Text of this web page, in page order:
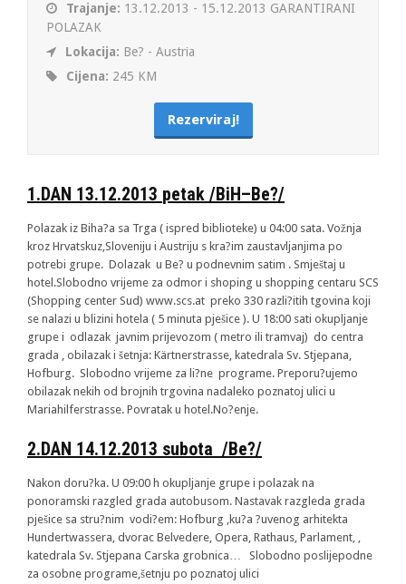
Trajanje: 13.12.2013 - 15.12.2013 GARANTIRANI
POLAZAK
Lokacija: Be? - Austria
Cijena: 245 KM
Rezerviraj!
1.DAN 13.12.2013 petak /BiH–Be?/
Polazak iz Biha?a sa Trga ( ispred biblioteke) u 04:00 sata. Vožnja
kroz Hrvatskuz,Sloveniju i Austriju s kra?im zaustavljanjima po
potrebi grupe. Dolazak u Be? u podnevnim satim . Smještaj u
hotel.Slobodno vrijeme za odmor i shoping u shopping centaru SCS
(Shopping center Sud) www.scs.at preko 330 razli?itih tgovina koji
se nalazi u blizini hotela ( 5 minuta pješice ). U 18:00 sati okupljanje
grupe i odlazak javnim prijevozom ( metro ili tramvaj) do centra
grada , obilazak i šetnja: Kärtnerstrasse, katedrala Sv. Stjepana,
Hofburg. Slobodno vrijeme za li?ne programe. Preporu?ujemo
obilazak nekih od brojnih trgovina nadaleko poznatoj ulici u
Mariahilferstrasse. Povratak u hotel.No?enje.
2.DAN 14.12.2013 subota /Be?/
Nakon doru?ka. U 09:00 h okupljanje grupe i polazak na
ponoramski razgled grada autobusom. Nastavak razgleda grada
pješice sa stru?nim vodi?em: Hofburg ,ku?a ?uvenog arhitekta
Hundertwassera, dvorac Belvedere, Opera, Rathaus, Parlament, ,
katedrala Sv. Stjepana Carska grobnica… Slobodno poslijepodne
za osobne programe,šetnju po poznatoj ulici